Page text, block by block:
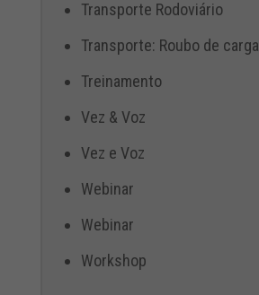
Transporte Rodoviário
Transporte: Roubo de carga
Treinamento
Vez & Voz
Vez e Voz
Webinar
Webinar
Workshop